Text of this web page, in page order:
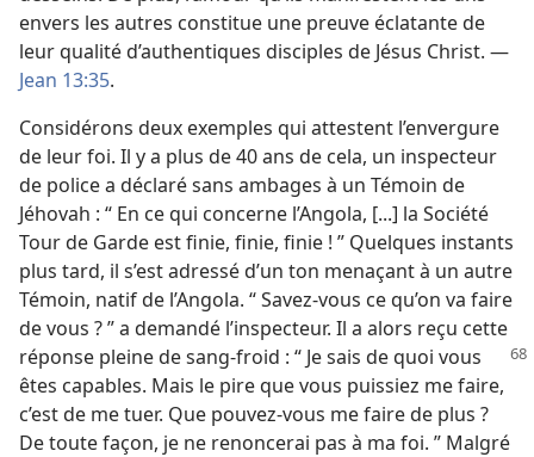
envers les autres constitue une preuve éclatante de
leur qualité d’authentiques disciples de Jésus Christ. —
Jean 13:35.
Considérons deux exemples qui attestent l’envergure
de leur foi. Il y a plus de 40 ans de cela, un inspecteur
de police a déclaré sans ambages à un Témoin de
Jéhovah : “ En ce qui concerne l’Angola, [...] la Société
Tour de Garde est finie, finie, finie ! ” Quelques instants
plus tard, il s’est adressé d’un ton menaçant à un autre
Témoin, natif de l’Angola. “ Savez-​vous ce qu’on va faire
de vous ? ” a demandé l’inspecteur. Il a alors reçu cette
réponse pleine de sang-froid : “ Je sais de quoi vous
êtes capables. Mais le pire que vous puissiez me faire,
c’est de me tuer. Que pouvez-​vous me faire de plus ?
De toute façon, je ne renoncerai pas à ma foi. ” Malgré